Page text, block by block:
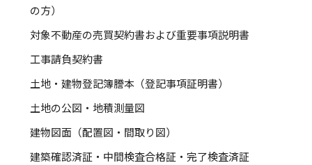
の方）
対象不動産の売買契約書および重要事項説明書
工事請負契約書
土地・建物登記簿謄本（登記事項証明書）
土地の公図・地積測量図
建物図面（配置図・間取り図）
建築確認済証・中間検査合格証・完了検査済証